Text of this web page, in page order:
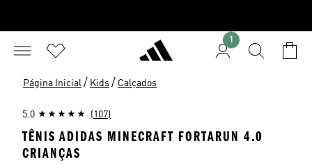
1
Página Inicial / Kids / Calçados
5.0 (107)
TÊNIS ADIDAS MINECRAFT FORTARUN 4.0
CRIANÇAS